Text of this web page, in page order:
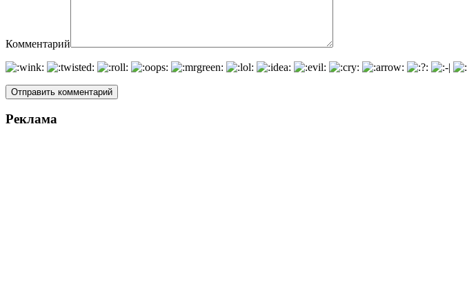
Комментарий
Реклама